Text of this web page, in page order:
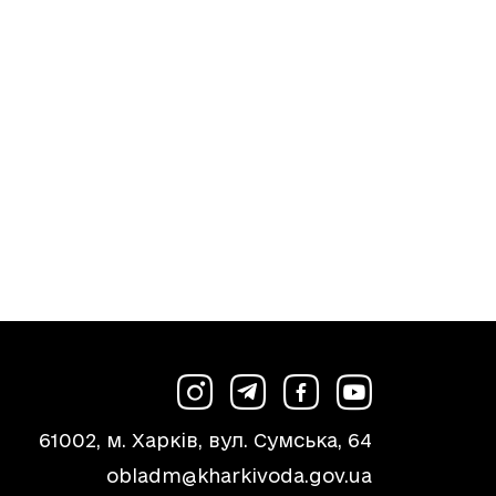
61002, м. Харків, вул. Сумська, 64
obladm@kharkivoda.gov.ua